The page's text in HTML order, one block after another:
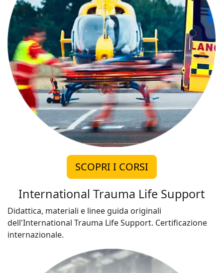
SCOPRI I CORSI
International Trauma Life Support
Didattica, materiali e linee guida originali
dell'International Trauma Life Support. Certificazione
internazionale.